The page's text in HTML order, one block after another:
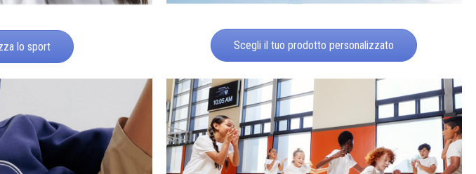
lo sport Scegli il tuo prodotto personalizzato